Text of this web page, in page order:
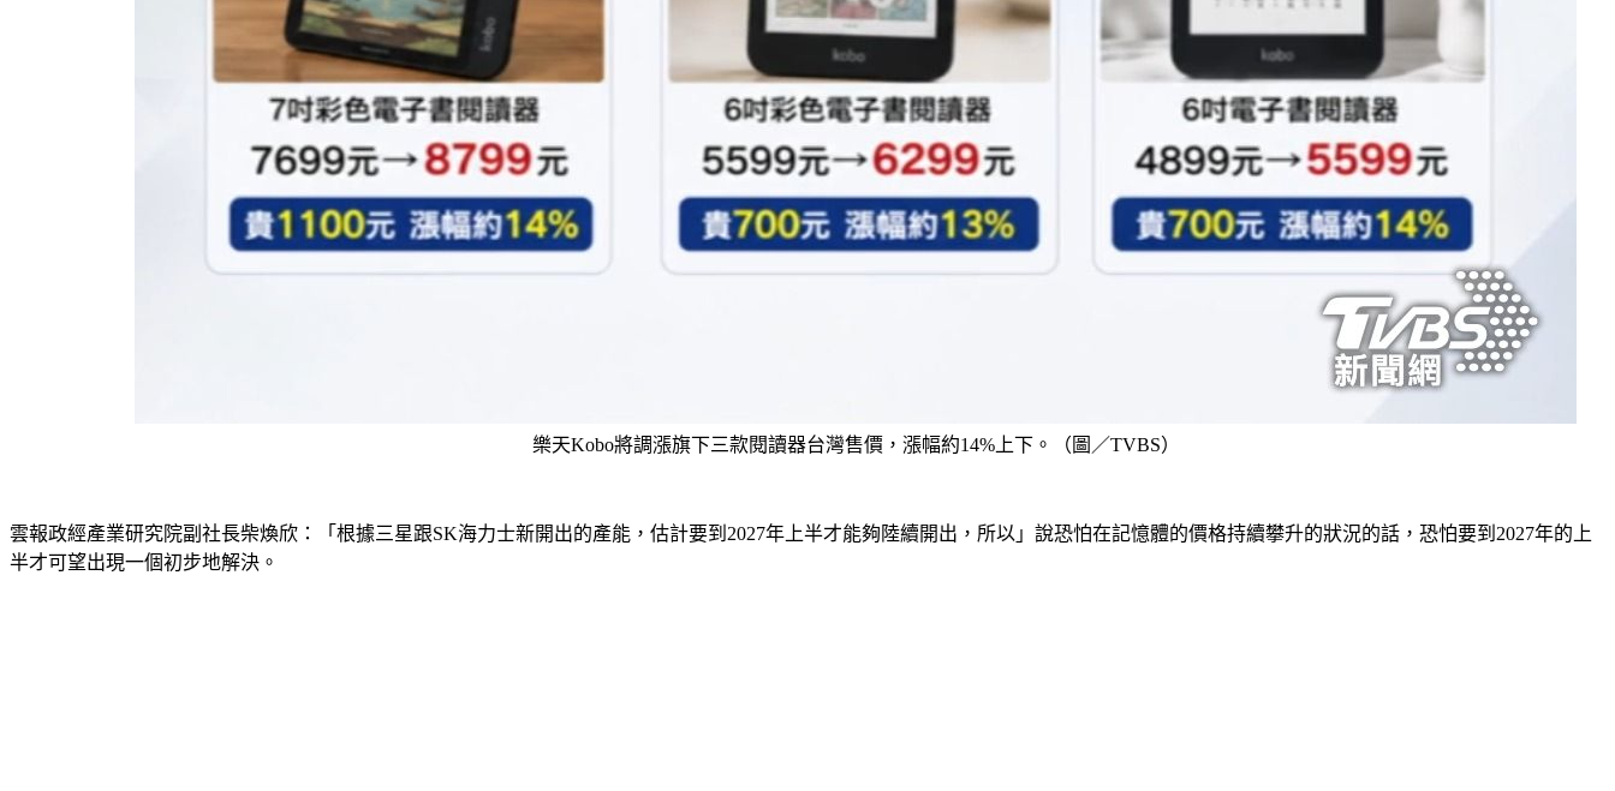
樂天Kobo將調漲旗下三款閱讀器台灣售價，漲幅約14%上下。（圖／TVBS）
雲報政經產業研究院副社長柴煥欣：「根據三星跟SK海力士新開出的產能，估計要到2027年上半才能夠陸續開出，所以」說恐怕在記憶體的價格持續攀升的狀況的話，恐怕要到2027年的上
半才可望出現一個初步地解決。